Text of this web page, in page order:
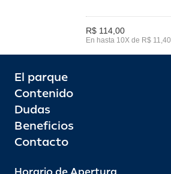
R$ 114,00
En hasta 10X de R$ 11,40
El parque
Contenido
Dudas
Beneficios
Contacto